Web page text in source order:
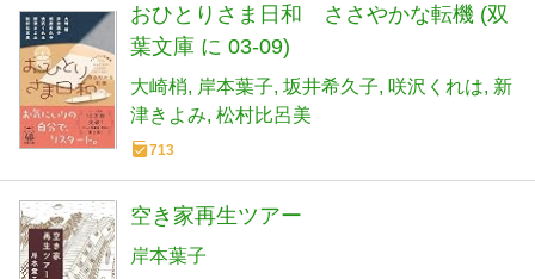
おひとりさま日和 ささやかな転機 (双
葉文庫 に 03-09)
大崎梢 岸本葉子 坂井希久子 咲沢くれは 新
津きよみ 松村比呂美
713
空き家再生ツアー
岸本葉子